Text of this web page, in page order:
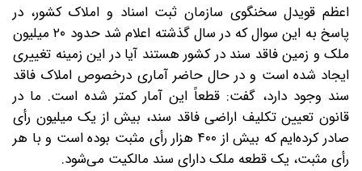
اعظم قویدل سخنگوی سازمان ثبت اسناد و املاک کشور، در
پاسخ به این سوال که در سال گذشته اعلام شد حدود ۲۰ میلیون
ملک و زمین فاقد سند در کشور هستند آیا در این زمینه تغییری
ایجاد شده است و در حال حاضر آماری درخصوص املاک فاقد
سند وجود دارد، گفت: قطعاً این آمار کمتر شده است. ما در
قانون تعیین تکلیف اراضی فاقد سند، بیش از یک میلیون رأی
صادر کرده‌ایم که بیش از ۴۰۰ هزار رأی مثبت بوده است و با هر
رأی مثبت، یک قطعه ملک دارای سند مالکیت می‌شود.